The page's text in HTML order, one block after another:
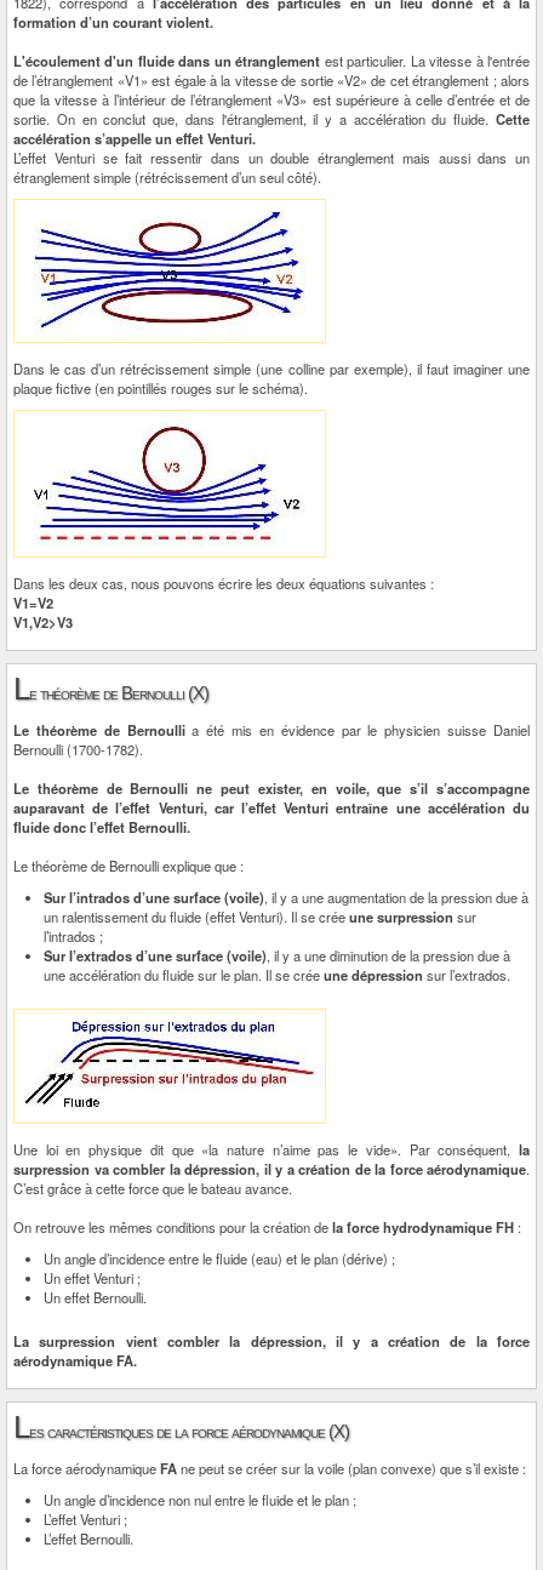
formation d’un courant violent.
L'écoulement d'un fluide dans un étranglement est particulier. La vitesse à l'entrée
de l’étranglement «V1» est égale à la vitesse de sortie «V2» de cet étranglement ; alors
que la vitesse à l’intérieur de l’étranglement «V3» est supérieure à celle d’entrée et de
sortie. On en conclut que, dans l'étranglement, il y a accélération du fluide. Cette
accélération s’appelle un effet Venturi.
L’effet Venturi se fait ressentir dans un double étranglement mais aussi dans un
étranglement simple (rétrécissement d’un seul côté).
Dans le cas d’un rétrécissement simple (une colline par exemple), il faut imaginer une
plaque fictive (en pointillés rouges sur le schéma).
Dans les deux cas, nous pouvons écrire les deux équations suivantes :
V1=V2
V1,V2>V3
Le théorème de Bernoulli (X)
Le théorème de Bernoullia été mis en évidence par le physicien suisse Daniel
Bernoulli (1700-1782).
Le théorème de Bernoulli ne peut exister, en voile, que s’il s’accompagne
auparavant de l’effet Venturi, car l’effet Venturi entraîne une accélération du
fluide donc l’effet Bernoulli.
Le théorème de Bernoulli explique que :
Sur l’intrados d’une surface (voile), il y a une augmentation de la pression due à
un ralentissement du fluide (effet Venturi). Il se créeune surpression sur
l’intrados ;
Sur l’extrados d’une surface (voile), il y a une diminution de la pression due à
une accélération du fluide sur le plan. Il se créeune dépression sur l’extrados.
Une loi en physique dit que «la nature n’aime pas le vide». Par conséquent, la
surpression va combler la dépression, il y a création de la force aérodynamique.
C’est grâce à cette force que le bateau avance.
On retrouve les mêmes conditions pour la création dela force hydrodynamique FH :
Un angle d’incidence entre le fluide (eau) et le plan (dérive) ;
Un effet Venturi ;
Un effet Bernoulli.
La surpression vient combler la dépression, il y a création de la force
aérodynamique FA.
Les caractéristiques de la force aérodynamique (X)
La force aérodynamiqueFAne peut se créer sur la voile (plan convexe) que s’il existe :
Un angle d’incidence non nul entre le fluide et le plan ;
L’effet Venturi ;
L’effet Bernoulli.